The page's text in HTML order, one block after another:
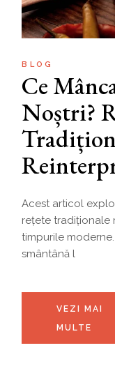
BLOG
Ce
Noștri?
Acest articol
rețete tradiționale
timpurile
smântână l
VEZI MAI
MULTE